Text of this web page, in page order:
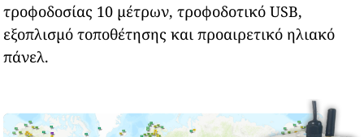
τροφοδοσίας 10 μέτρων, τροφοδοτικό USB,
εξοπλισμό τοποθέτησης και προαιρετικό ηλιακό
πάνελ.